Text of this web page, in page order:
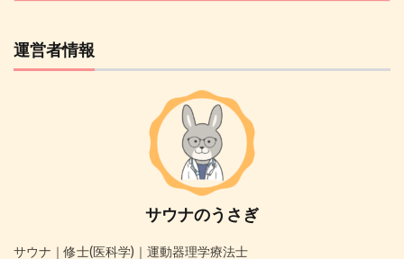
運営者情報
サウナのうさぎ
サウナ｜修士(医科学)｜運動器理学療法士